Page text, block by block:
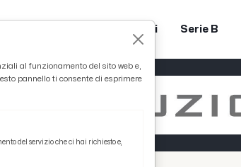
Coppa Teodori Serie B
al funzionamento del sito web e,
pannello ti consente di esprimere
del servizio che ci hai richiesto e,